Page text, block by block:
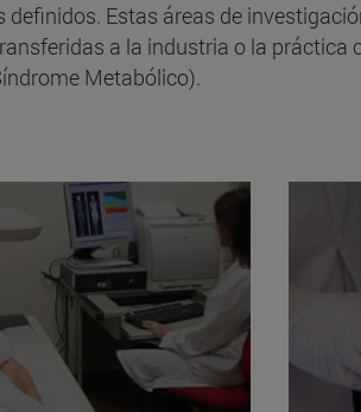
Estas áreas de
a la industria o la práctica
Metabólico).